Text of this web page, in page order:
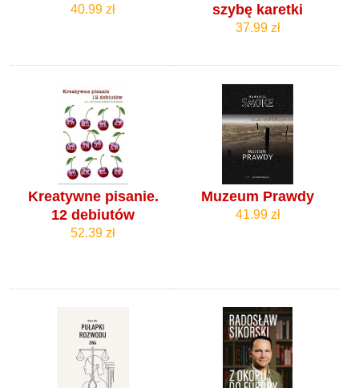
40.99 zł
szybę karetki
37.99 zł
Kreatywne pisanie.
12 debiutów
52.39 zł
Muzeum Prawdy
41.99 zł